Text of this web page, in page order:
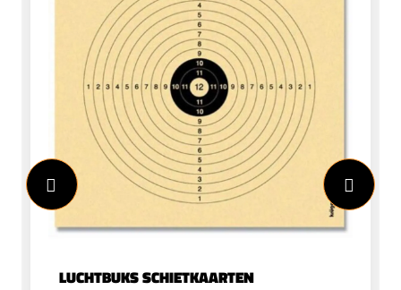
luchtbuksenBekijk ook onze gehele
collectie kogelvangers in onze
webshop.
LUCHTBUKS SCHIETKAARTEN